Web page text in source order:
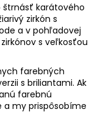
štrnásť karátového
zirkón s
a v pohľadovej
s veľkosťou
farebných
s briliantami. Ak
farebnú
a my prispôsobíme